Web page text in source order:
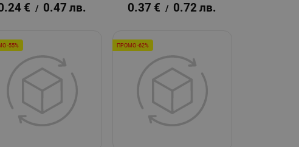
€ / 0.47 лв.
0.37 € / 0.72 лв.
-55% ПРОМО -62%